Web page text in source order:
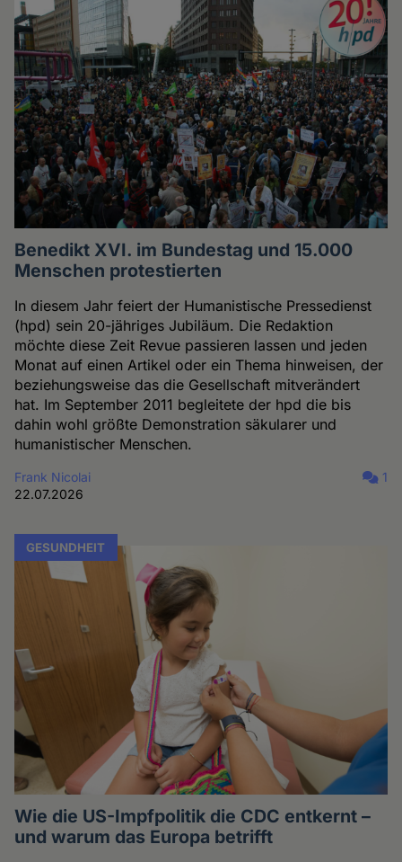
Benedikt XVI. im Bundestag und 15.000
Menschen protestierten
In diesem Jahr feiert der Humanistische Pressedienst
(hpd) sein 20-jähriges Jubiläum. Die Redaktion
möchte diese Zeit Revue passieren lassen und jeden
Monat auf einen Artikel oder ein Thema hinweisen, der
beziehungsweise das die Gesellschaft mitverändert
hat. Im September 2011 begleitete der hpd die bis
dahin wohl größte Demonstration säkularer und
humanistischer Menschen.
Frank Nicolai
22.07.2026
1
GESUNDHEIT
Wie die US-Impfpolitik die CDC entkernt –
und warum das Europa betrifft